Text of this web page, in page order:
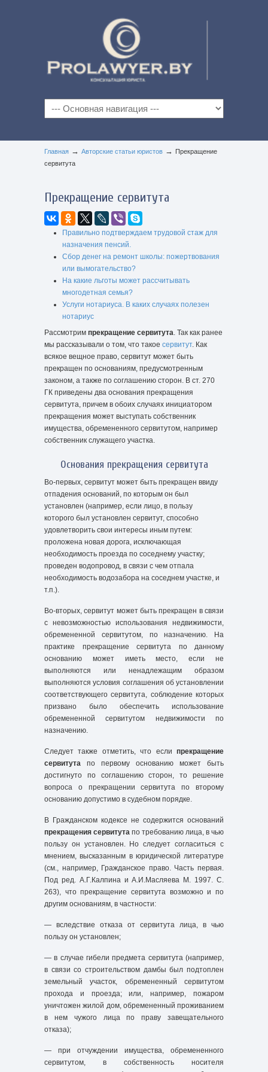
Главная → Авторские статьи юристов → Прекращение
сервитута
Прекращение сервитута
Правильно подтверждаем трудовой стаж для
назначения пенсий.
Сбор денег на ремонт школы: пожертвования
или вымогательство?
На какие льготы может рассчитывать
многодетная семья?
Услуги нотариуса. В каких случаях полезен
нотариус
Рассмотрим прекращение сервитута. Так как ранее
мы рассказывали о том, что такое сервитут. Как
всякое вещное право, сервитут может быть
прекращен по основаниям, предусмотренным
законом, а также по соглашению сторон. В ст. 270
ГК приведены два основания прекращения
сервитута, причем в обоих случаях инициатором
прекращения может выступать собственник
имущества, обремененного сервитутом, например
собственник служащего участка.
Основания прекращения сервитута
Во-первых, сервитут может быть прекращен ввиду
отпадения оснований, по которым он был
установлен (например, если лицо, в пользу
которого был установлен сервитут, способно
удовлетворить свои интересы иным путем:
проложена новая дорога, исключающая
необходимость проезда по соседнему участку;
проведен водопровод, в связи с чем отпала
необходимость водозабора на соседнем участке, и
т.п.).
Во-вторых, сервитут может быть прекращен в связи
с невозможностью использования недвижимости,
обремененной сервитутом, по назначению. На
практике прекращение сервитута по данному
основанию может иметь место, если не
выполняются или ненадлежащим образом
выполняются условия соглашения об установлении
соответствующего сервитута, соблюдение которых
призвано было обеспечить использование
обремененной сервитутом недвижимости по
назначению.
Следует также отметить, что если прекращение
сервитута по первому основанию может быть
достигнуто по соглашению сторон, то решение
вопроса о прекращении сервитута по второму
основанию допустимо в судебном порядке.
В Гражданском кодексе не содержится оснований
прекращения сервитута по требованию лица, в чью
пользу он установлен. Но следует согласиться с
мнением, высказанным в юридической литературе
(см., например, Гражданское право. Часть первая.
Под ред. А.Г.Калпина и А.И.Масляева М. 1997. С.
263), что прекращение сервитута возможно и по
другим основаниям, в частности:
— вследствие отказа от сервитута лица, в чью
пользу он установлен;
— в случае гибели предмета сервитута (например,
в связи со строительством дамбы был подтоплен
земельный участок, обремененный сервитутом
прохода и проезда; или, например, пожаром
уничтожен жилой дом, обремененный проживанием
в нем чужого лица по праву завещательного
отказа);
— при отчуждении имущества, обремененного
сервитутом, в собственность носителя